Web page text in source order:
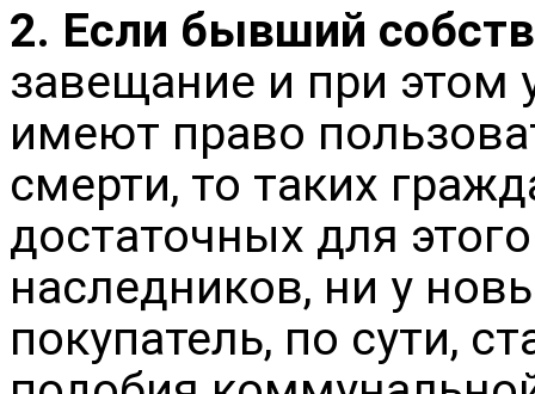
2. Если бывший
завещание и при этом
имеют право
смерти, то таких
достаточных для
наследников, ни у
покупатель, по сути,